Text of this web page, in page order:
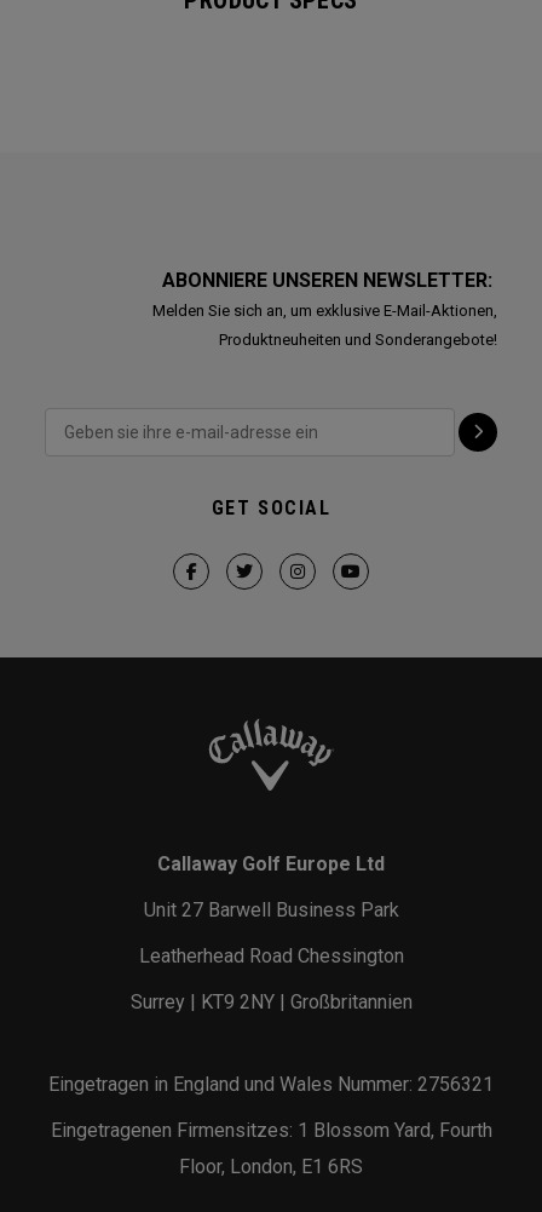
ABONNIERE UNSEREN NEWSLETTER:
Melden Sie sich an, um exklusive E-Mail-Aktionen,
Produktneuheiten und Sonderangebote!
GET SOCIAL
Callaway Golf Europe Ltd
Unit 27 Barwell Business Park
Leatherhead Road Chessington
Surrey | KT9 2NY | Großbritannien
Eingetragen in England und Wales Nummer: 2756321
Eingetragenen Firmensitzes: 1 Blossom Yard, Fourth
Floor, London, E1 6RS